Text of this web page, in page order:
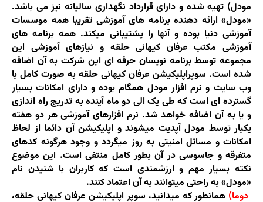
مودل) تهیه شده و دارای قرارداد نگهداری سالیانه نیز می باشد.
«مودل» ارائه دهنده برنامه های آموزشی تقریبا همه موسسات
آموزشی دنیا بوده و آنها را پشتیبانی میکند. همه برنامه های
آموزشی مکتب عرفان کیهانی حلقه و نیازهای آموزشی این
مجموعه توسط برنامه نویسان حرفه ای این شرکت به آن اضافه
شده است. سوپراپلیکیشن عرفان کیهانی حلقه به صورت کامل با
وب سایت و نرم افزار مودل همگام بوده و دارای امکانات بسیار
گسترده ای است که طی یک الی دو ماه آینده به تدریج راه اندازی
و یا به آن اضافه خواهد شد. نرم افزارهای آموزشی هر دو هفته
یکبار توسط مودل آپدیت میشوند و اپلیکیشن آن دائما از لحاظ
امکانات و مسائل امنیتی به روز میگردد و وجود هرگونه کدهای
متفرقه و جاسوسی در آن بطور کامل منتفی است. این موضوع
نکته بسیار مهم و ارزشمندی است که کاربران با شنیدن نام
«مودل» به راحتی میتوانند به آن اعتماد کنند.
دوما) همانطور که میدانید، سوپر اپلیکیشن عرفان کیهانی حلقه،